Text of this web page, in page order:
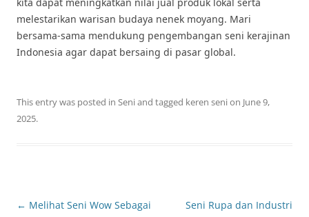
melestarikan warisan budaya nenek moyang. Mari
bersama-sama mendukung pengembangan seni kerajinan
Indonesia agar dapat bersaing di pasar global.
This entry was posted in Seniand tagged keren senion June 9,
2025.
Post
← Melihat Seni Wow Sebagai
Seni Rupa dan Industri